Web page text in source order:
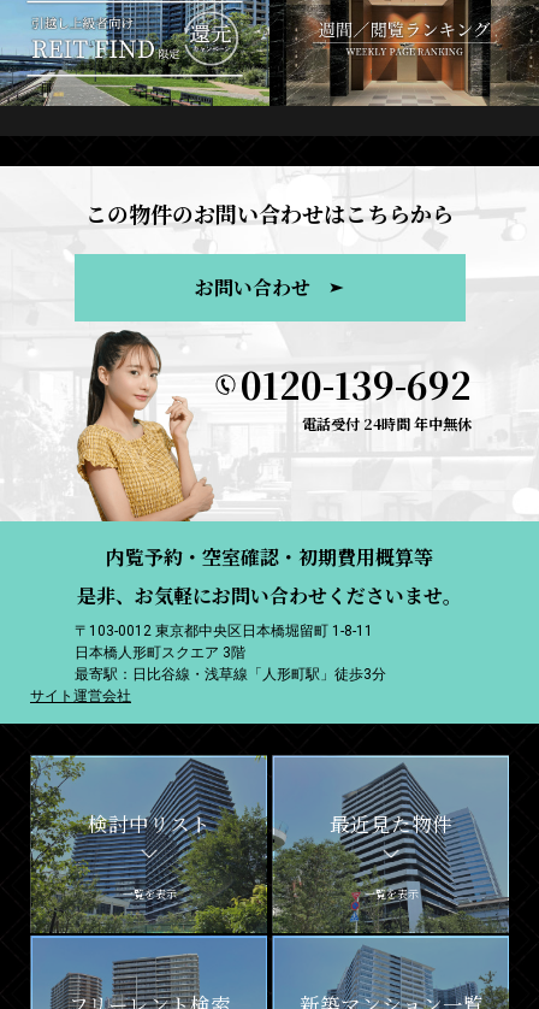
この物件のお問い合わせはこちらから
お問い合わせ
0120-139-692
電話受付 24時間 年中無休
内覧予約・空室確認・初期費用概算等
是非、お気軽にお問い合わせくださいませ。
〒103-0012 東京都中央区日本橋堀留町 1-8-11
日本橋人形町スクエア 3階
最寄駅：日比谷線・浅草線「人形町駅」徒歩3分
サイト運営会社
検討中リスト
一覧を表示
最近見た物件
一覧を表示